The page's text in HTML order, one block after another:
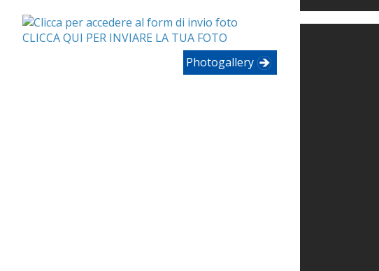
CLICCA QUI PER INVIARE LA TUA FOTO
Photogallery